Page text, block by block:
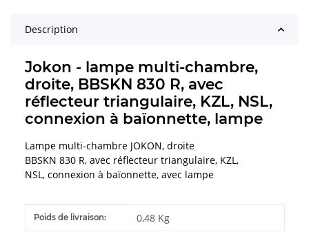
Description
Jokon - lampe multi-chambre,
droite, BBSKN 830 R, avec
réflecteur triangulaire, KZL, NSL,
connexion à baïonnette, lampe
Lampe multi-chambre JOKON, droite
BBSKN 830 R, avec réflecteur triangulaire, KZL,
NSL, connexion à baïonnette, avec lampe
#productDetails.itemInformation#
#productDetails.itemValue#
Poids de livraison: 0,48 Kg